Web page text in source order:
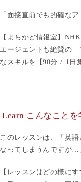
「面接直前でも的確な
【まちかど情報室】
エージェントも絶賛の
なスキルを【90分 / 1日
Learn こんなことを
このレッスンは、「英
なってしまうんですが…
【レッスンはどの様にす